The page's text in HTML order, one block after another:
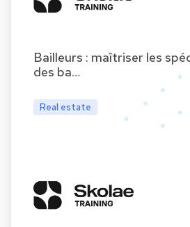
Bailleurs : maîtriser les
des ba…
Real estate